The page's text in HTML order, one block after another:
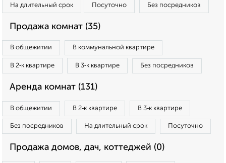
На длительный срок Посуточно Без посредников
Продажа комнат (35)
В общежитии В коммунальной квартире
В 2‑к квартире В 3‑к квартире Без посредников
Аренда комнат (131)
В общежитии В 2‑к квартире В 3‑к квартире
Без посредников На длительный срок Посуточно
Продажа домов, дач, коттеджей (0)